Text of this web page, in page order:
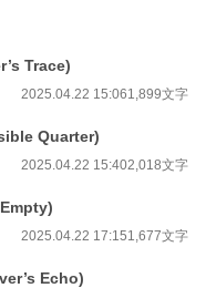
Trace)
2025.04.22 15:061,899文字
Quarter)
2025.04.22 15:402,018文字
2025.04.22 17:151,677文字
Echo)